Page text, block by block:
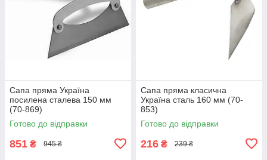
Сапа пряма Україна
посилена сталева 150 мм
(70-869)
Готово до відправки
851 ₴ 945 ₴
Сапа пряма класична
Україна сталь 160 мм (70-
853)
Готово до відправки
216 ₴ 239 ₴